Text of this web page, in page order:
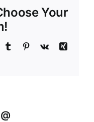
Your
Tumblr Pinterest
Vk
Xing